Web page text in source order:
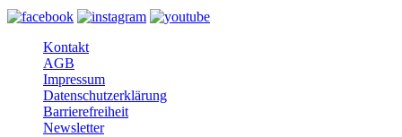
Kontakt
AGB
Impressum
Datenschutzerklärung
Barrierefreiheit
Newsletter